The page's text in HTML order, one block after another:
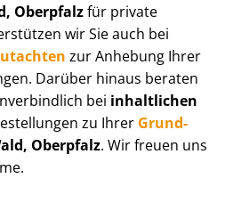
Oberpfalzfür private
wir Sie auch bei
zur Anhebung Ihrer
Darüber hinaus beraten
bei inhaltlichen
zu Ihrer Grund­
Oberpfalz. Wir freuen uns